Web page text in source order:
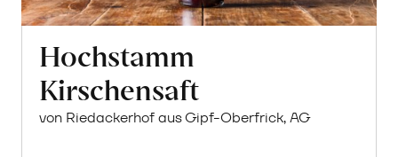
Hochstamm
Kirschensaft
von Riedackerhof aus Gipf-Oberfrick, AG